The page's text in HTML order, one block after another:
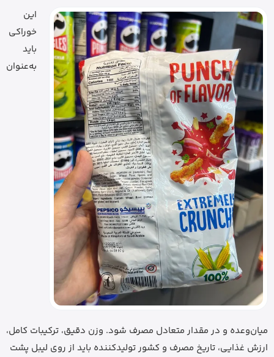
این
خوراکی
باید
به‌عنوان
میان‌وعده و در مقدار متعادل مصرف شود. وزن دقیق، ترکیبات کامل،
ارزش غذایی، تاریخ مصرف و کشور تولیدکننده باید از روی لیبل پشت